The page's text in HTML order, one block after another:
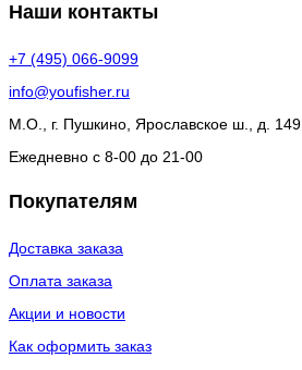
Наши контакты
+7 (495) 066-9099
info@youfisher.ru
М.О., г. Пушкино, Ярославское ш., д. 149
Ежедневно с 8-00 до 21-00
Покупателям
Доставка заказа
Оплата заказа
Акции и новости
Как оформить заказ